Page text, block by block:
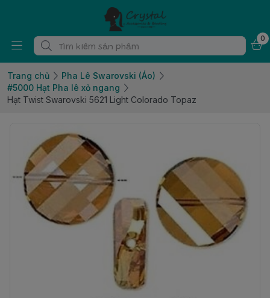
0
Trang chủ
Pha Lê Swarovski (Áo)
#5000 Hạt Pha lê xỏ ngang
Hạt Twist Swarovski 5621 Light Colorado Topaz